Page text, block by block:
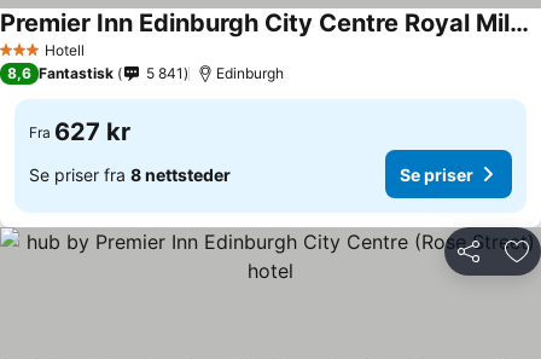
3 StjernerHotell
Premier Inn Edinburgh City Centre Royal Mile Hotel
8,6 Fantastisk 5 841 Edinburgh
Fra 627 kr
Se priser fra 8 nettsteder Se priser
Del